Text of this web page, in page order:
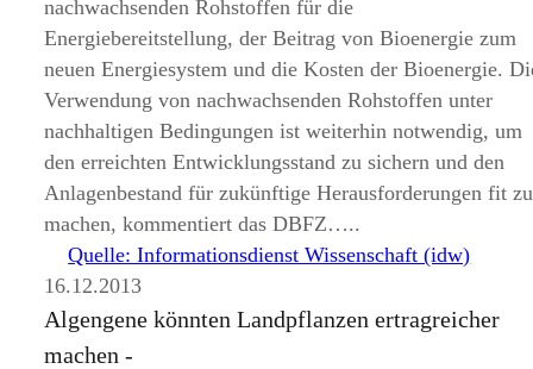
nachwachsenden Rohstoffen für die
Energiebereitstellung, der Beitrag von Bioenergie zum
neuen Energiesystem und die Kosten der Bioenergie.
Verwendung von nachwachsenden Rohstoffen unter
nachhaltigen Bedingungen ist weiterhin notwendig, um
den erreichten Entwicklungsstand zu sichern und den
Anlagenbestand für zukünftige Herausforderungen fit zu
machen, kommentiert das DBFZ…..
Quelle: Informationsdienst Wissenschaft (idw)
16.12.2013
Algengene könnten Landpflanzen ertragreicher
machen -